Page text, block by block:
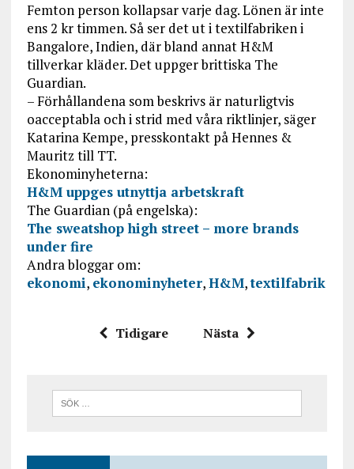
Femton person kollapsar varje dag. Lönen är inte
ens 2 kr timmen. Så ser det ut i textilfabriken i
Bangalore, Indien, där bland annat H&M
tillverkar kläder. Det uppger brittiska The
Guardian.
– Förhållandena som beskrivs är naturligtvis
oacceptabla och i strid med våra riktlinjer, säger
Katarina Kempe, presskontakt på Hennes &
Mauritz till TT.
Ekonominyheterna:
H&M uppges utnyttja arbetskraft
The Guardian (på engelska):
The sweatshop high street – more brands
under fire
Andra bloggar om:
ekonomi, ekonominyheter,H&M,textilfabrik
Tidigare Nästa